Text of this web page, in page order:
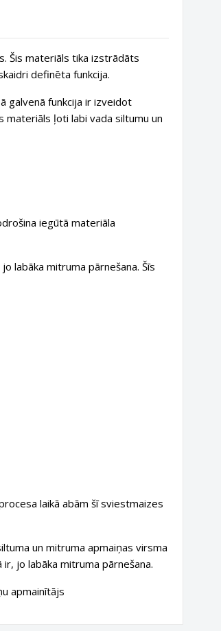
Šis materiāls tika izstrādāts
definēta funkcija.
galvenā funkcija ir izveidot
materiāls ļoti labi vada siltumu un
iegūtā materiāla
jo labāka mitruma pārnešana. Šīs
laikā abām šī sviestmaizes
un mitruma apmaiņas virsma
jo labāka mitruma pārnešana.
apmainītājs